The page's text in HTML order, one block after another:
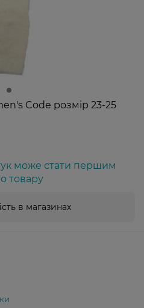
Code розмір 23-25
може стати першим
товару
в магазинах